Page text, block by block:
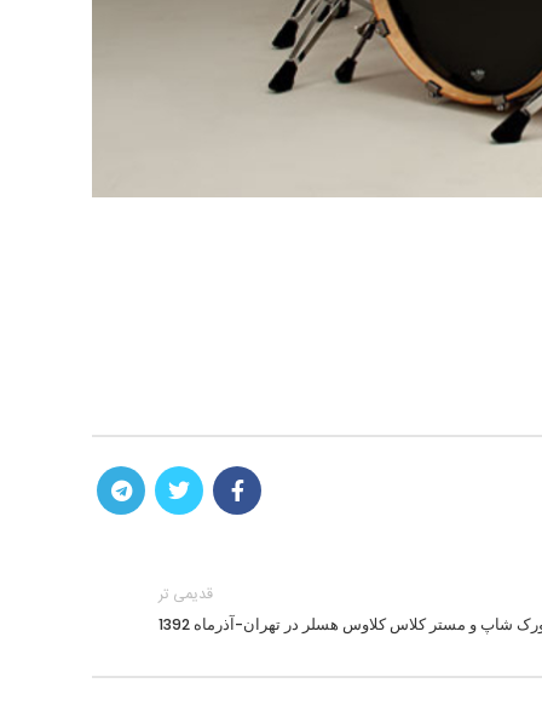
قدیمی تر
شاپ و مستر کلاس کلاوس هسلر در تهران-آذرماه 1392